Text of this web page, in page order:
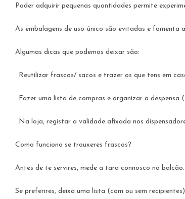
Poder adquirir pequenas quantidades permite
As embalagens de uso-único são evitadas e fomenta
Algumas dicas que podemos deixar são:
. Reutilizar frascos/ sacos e trazer os que tens em
. Fazer uma lista de compras e organizar a
. Na loja, registar a validade afixada nos
Como funciona se trouxeres frascos?
Antes de te servires, mede a tara connosco no
Se preferires, deixa uma lista (com ou sem